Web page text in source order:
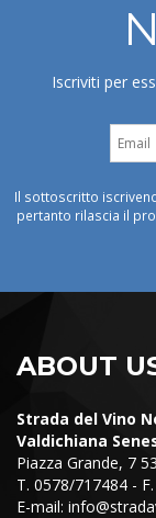
Iscriviti per
Il sottoscritto
pertanto rilascia il
ABOUT
Strada del Vino
Valdichiana
Piazza Grande, 7
T. 0578/717484 -
E-mail: